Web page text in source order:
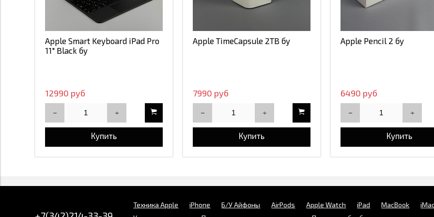
Apple Smart Keyboard iPad Pro
11" Black бу
12990 руб
Купить
Apple TimeCapsule 2TB бу
7990 руб
Купить
Apple Pencil 2 бу
6490 руб
Купить
Техника Apple iPhone Б/У Айфоны AirPods Apple Watch iPad MacBook